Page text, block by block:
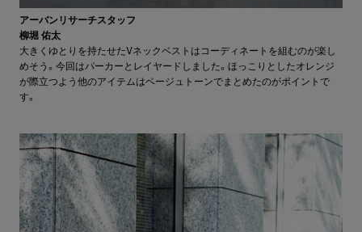
アーバンリサーチスタッフ
柳堀 佑太
大きくゆとりを持たせたVネックベストはコーディネートを組むのが楽し
めそう。今回はパーカーとレイヤードしました。ほっこりとしたオレンジ
が際立つよう他のアイテムはベージュトーンでまとめたのがポイントで
す。